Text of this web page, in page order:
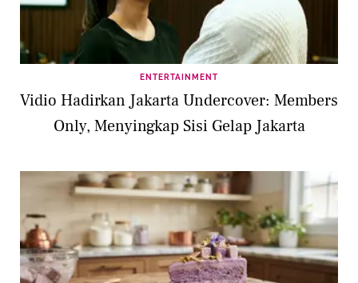
ENTERTAINMENT
Vidio Hadirkan Jakarta Undercover: Members
Only, Menyingkap Sisi Gelap Jakarta